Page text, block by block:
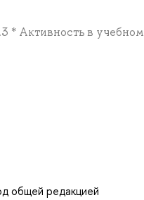
* Активность в учебном
общей редакцией